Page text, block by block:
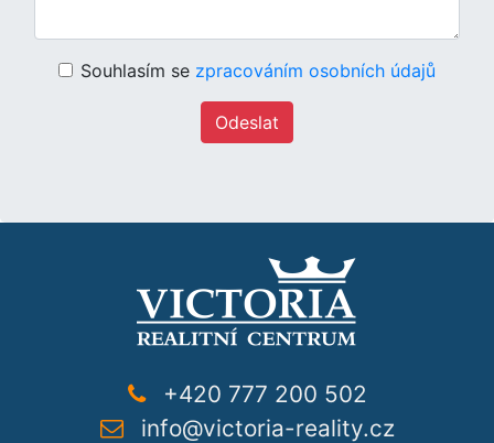
Souhlasím se zpracováním osobních údajů
Odeslat
+420 777 200 502
info@victoria-reality.cz